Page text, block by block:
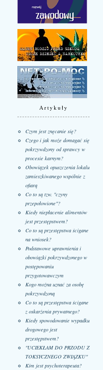
Artykuły
Czym jest znęcanie się?
Czego i jak może domagać się
pokrzywdzony od sprawcy w
procesie karnym?
Obowiązek opuszczenia lokalu
zamieszkiwanego wspólnie z
ofiarą
Co to są tzw. "czyny
przepołowione"?
Kiedy niepłacenie alimentów
jest przestępstwem?
Co to są przestępstwa ścigane
na wniosek?
Podstawowe uprawnienia i
obowiązki pokrzywdzonego w
postępowaniu
przygotowawczym
Kogo można uznać za osobę
pokrzywdzoną
Co to są przestępstwa ścigane
z oskarżenia prywatnego?
Kiedy spowodowanie wypadku
drogowego jest
przestępstwem?
"UCIEKŁAM DO PRZODU Z
TOKSYCZNEGO ZWIĄZKU"
Kim jest psychoterapeuta?